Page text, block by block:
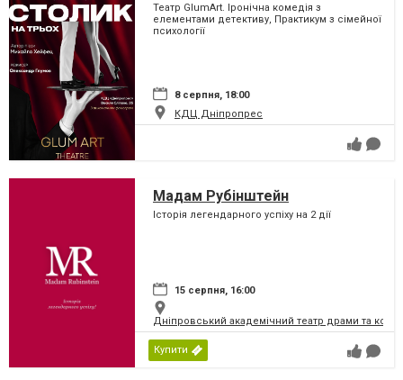
Театр GlumArt. Іронічна комедія з
елементами детективу, Практикум з сімейної
психології
8 серпня, 18:00
КДЦ Дніпропрес
Мадам Рубінштейн
Історія легендарного успіху на 2 дії
15 серпня, 16:00
Дніпровський академічний театр драми та
Купити